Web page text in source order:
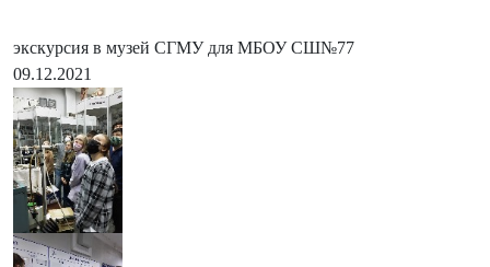
экскурсия в музей СГМУ для МБОУ СШ№77
09.12.2021